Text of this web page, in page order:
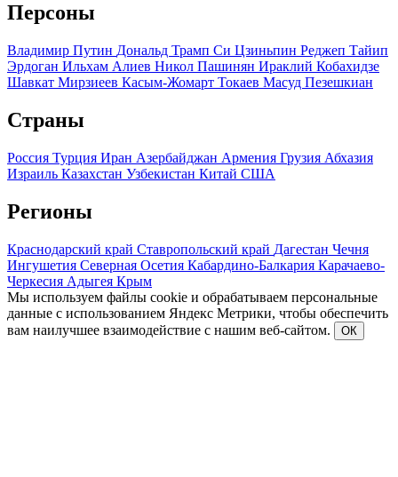
Персоны
Владимир Путин Дональд Трамп Си Цзиньпин Реджеп Тайип
Эрдоган Ильхам Алиев Никол Пашинян Ираклий Кобахидзе
Шавкат Мирзиеев Касым-Жомарт Токаев Масуд Пезешкиан
Страны
Россия Турция Иран Азербайджан Армения Грузия Абхазия
Израиль Казахстан Узбекистан Китай США
Регионы
Краснодарский край Ставропольский край Дагестан Чечня
Ингушетия Северная Осетия Кабардино-Балкария Карачаево-
Черкесия Адыгея Крым
Мы используем файлы cookie и обрабатываем персональные
данные с использованием Яндекс Метрики, чтобы обеспечить
вам наилучшее взаимодействие с нашим веб-сайтом.
ОК